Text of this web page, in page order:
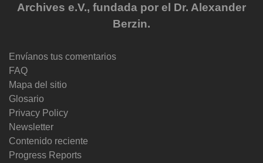
Archives e.V., fundada por el Dr. Alexander
Berzin.
Envíanos tus comentarios
FAQ
Mapa del sitio
Glosario
Privacy Policy
Newsletter
Contenido reciente
Progress Reports